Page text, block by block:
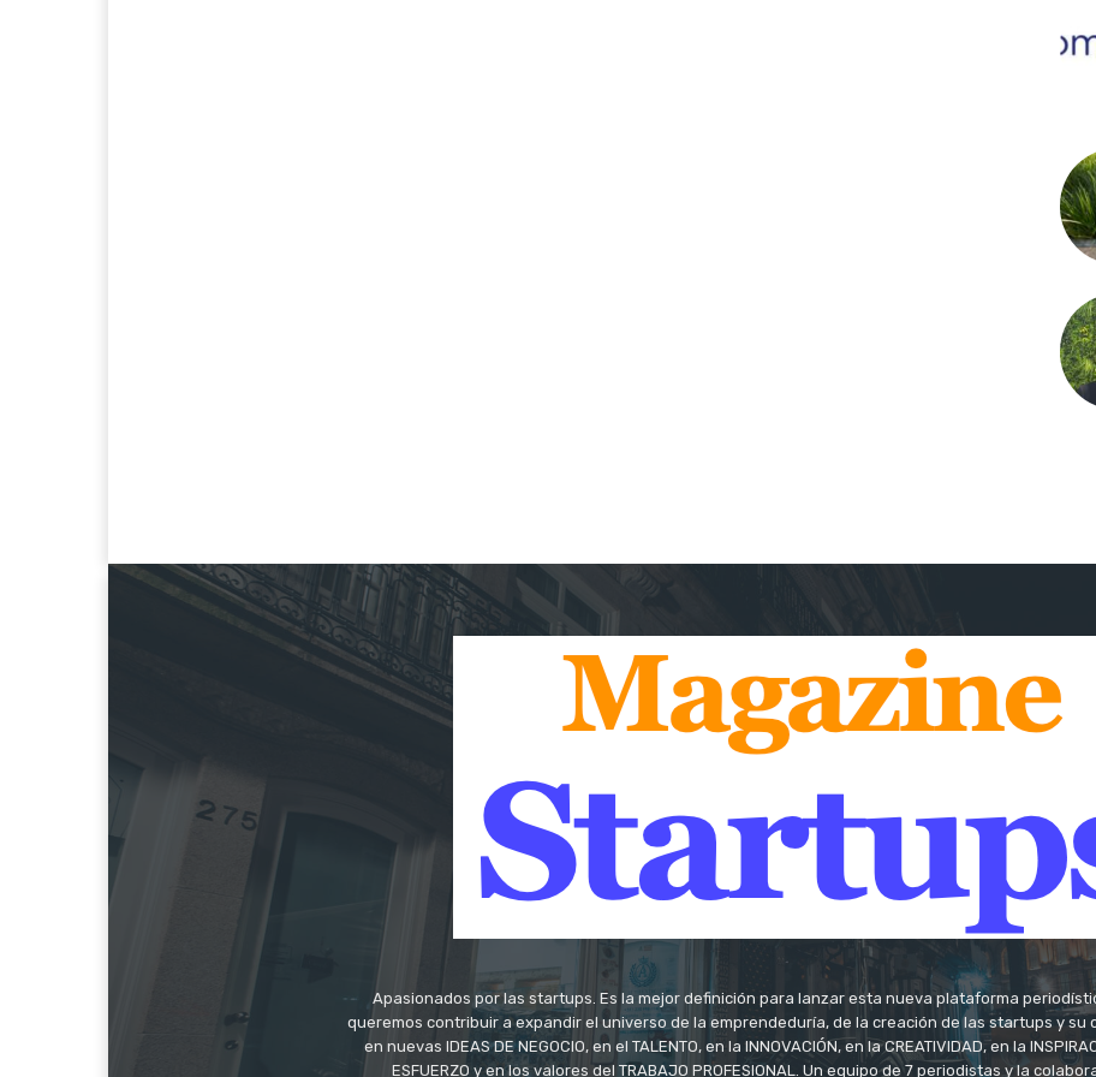
Apasionados por las startups. Es la mejor definición para lanzar esta nueva plataforma
queremos contribuir a expandir el universo de la emprendeduría, de la creación de las startups y su
en nuevas IDEAS DE NEGOCIO, en el TALENTO, en la INNOVACIÓN, en la CREATIVIDAD, en la
ESFUERZO y en los valores del TRABAJO PROFESIONAL. Un equipo de 7 periodistas y la